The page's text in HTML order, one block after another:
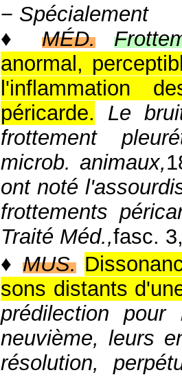
− Spécialement
♦MÉD.
anormal,
l'inflammation
péricarde.
Le
frottement
microb. animaux,
ont noté
frottements
Traité Méd.,fasc. 3
♦ MUS.
sons distants
prédilection
neuvième, leurs
résolution,